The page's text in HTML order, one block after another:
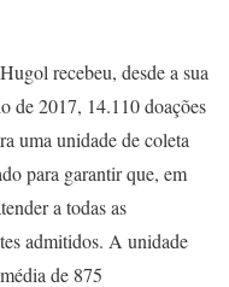
recebeu, desde a sua
de 2017, 14.110 doações
uma unidade de coleta
para garantir que, em
a todas as
admitidos. A unidade
de 875